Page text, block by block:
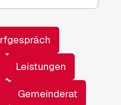
Leistungen
Gemeinderat